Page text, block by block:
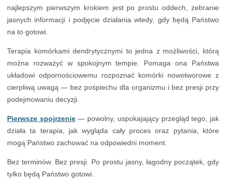
najlepszym pierwszym krokiem jest po prostu oddech, zebranie
jasnych informacji i podjęcie działania wtedy, gdy będą Państwo
na to gotowi.
Terapia komórkami dendrytycznymi to jedna z możliwości, którą
można rozważyć w spokojnym tempie. Pomaga ona Państwa
układowi odpornościowemu rozpoznać komórki nowotworowe z
cierpliwą uwagą — bez pośpiechu dla organizmu i bez presji przy
podejmowaniu decyzji.
Pierwsze spojrzenie— powolny, uspokajający przegląd tego, jak
działa ta terapia, jak wygląda cały proces oraz pytania, które
mogą Państwo zachować na odpowiedni moment.
Bez terminów. Bez presji. Po prostu jasny, łagodny początek, gdy
tylko będą Państwo gotowi.